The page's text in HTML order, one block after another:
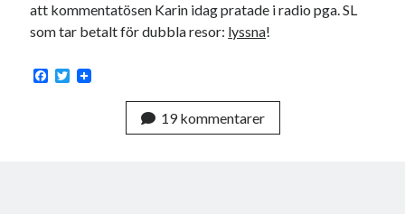
att kommentatösen Karin idag pratade i radio pga. SL
som tar betalt för dubbla resor: lyssna!
F
T
19 kommentarer